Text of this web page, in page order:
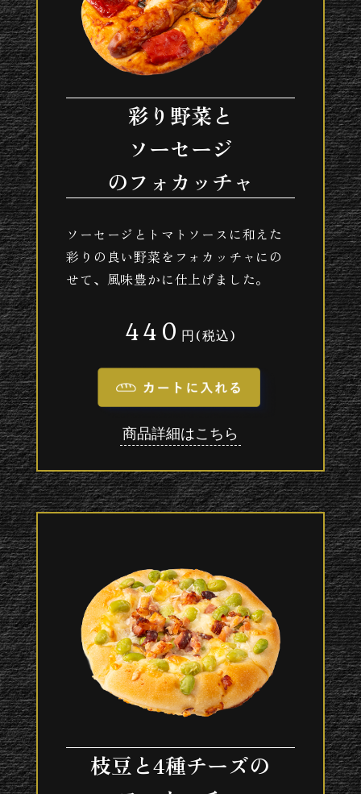
彩り野菜と
ソーセージ
のフォカッチャ
ソーセージとトマトソースに和えた
彩りの良い野菜をフォカッチャにの
せて、風味豊かに仕上げました。
440 円(税込)
商品詳細はこちら
枝豆と4種チーズの